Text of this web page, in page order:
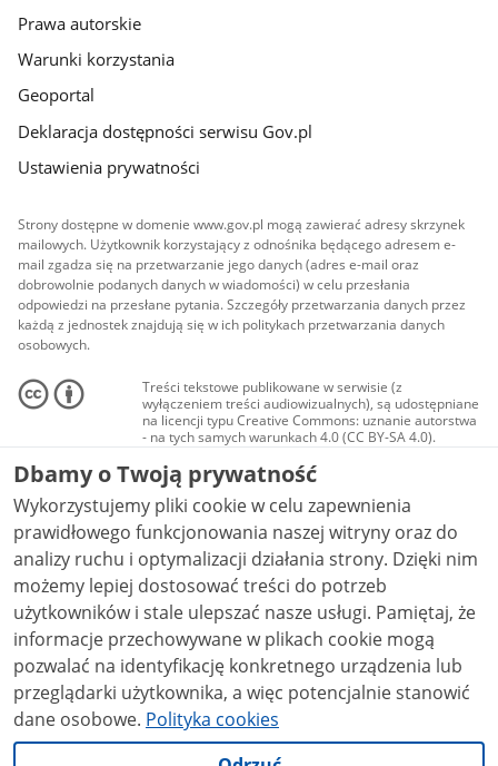
Prawa autorskie
Warunki korzystania
Geoportal
Deklaracja dostępności serwisu Gov.pl
Ustawienia prywatności
Strony dostępne w domenie www.gov.pl mogą zawierać adresy skrzynek
mailowych. Użytkownik korzystający z odnośnika będącego adresem e-
mail zgadza się na przetwarzanie jego danych (adres e-mail oraz
dobrowolnie podanych danych w wiadomości) w celu przesłania
odpowiedzi na przesłane pytania. Szczegóły przetwarzania danych przez
każdą z jednostek znajdują się w ich politykach przetwarzania danych
osobowych.
Treści tekstowe publikowane w serwisie (z
wyłączeniem treści audiowizualnych), są udostępniane
na licencji typu Creative Commons: uznanie autorstwa
- na tych samych warunkach 4.0 (CC BY-SA 4.0).
Materiały audiowizualne, w tym zdjęcia, materiały
audio i wideo, są udostępniane na licencji typu
Creative Commons: uznanie autorstwa użycie
niekomercyjne - bez utworów zależnych 4.0 (CC BY-
NC-ND 4.0), o ile nie jest to stwierdzone inaczej.
Dbamy o Twoją prywatność
Wykorzystujemy pliki cookie w celu zapewnienia
prawidłowego funkcjonowania naszej witryny oraz do
analizy ruchu i optymalizacji działania strony. Dzięki nim
możemy lepiej dostosować treści do potrzeb
użytkowników i stale ulepszać nasze usługi. Pamiętaj, że
informacje przechowywane w plikach cookie mogą
pozwalać na identyfikację konkretnego urządzenia lub
przeglądarki użytkownika, a więc potencjalnie stanowić
dane osobowe. Polityka cookies